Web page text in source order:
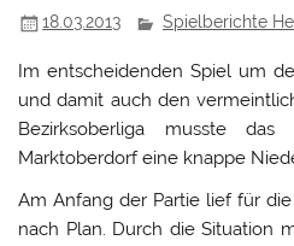
18.03.2013 Spielberichte
Im entscheidenden Spiel um
und damit auch den
Bezirksoberliga musste
Marktoberdorf eine knappe
Am Anfang der Partie lief für
nach Plan. Durch die Situation